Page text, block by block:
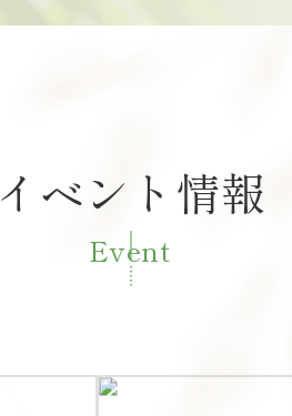
イベント情報
Event